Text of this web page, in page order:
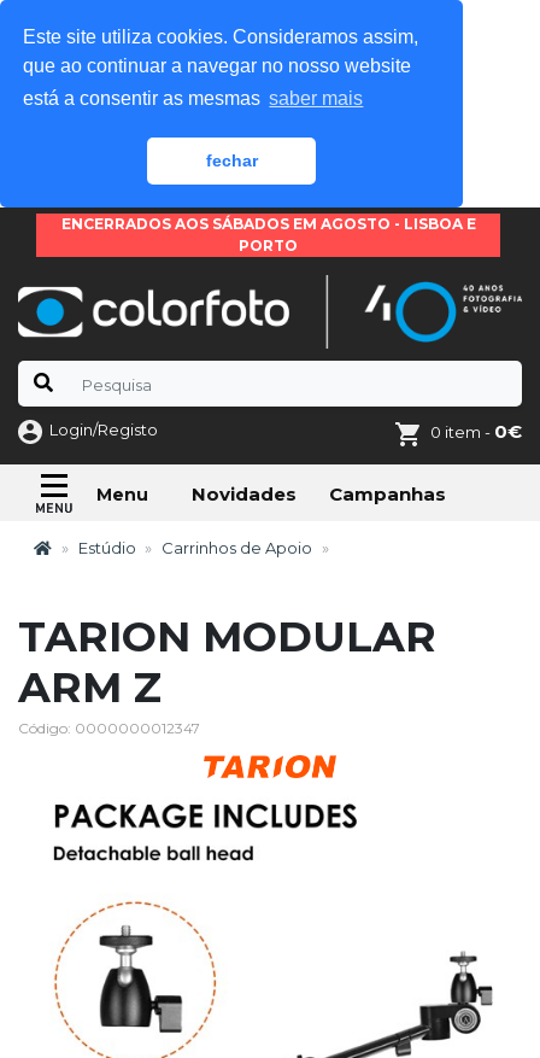
Este site utiliza cookies. Consideramos assim,
que ao continuar a navegar no nosso website
está a consentir as mesmas saber mais
fechar
ENCERRADOS AOS SÁBADOS EM AGOSTO - LISBOA E
PORTO
Login/Registo 0 item - 0€
Menu Novidades Campanhas
Estúdio Carrinhos de Apoio
TARION MODULAR
ARM Z
Código: 0000000012347